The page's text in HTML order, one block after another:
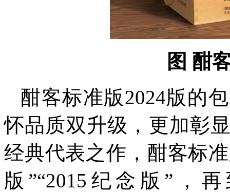
图 酣
酣客标准版2024版的
怀品质双升级，更加彰
经典代表之作，酣客标
版”“2015纪念版”，